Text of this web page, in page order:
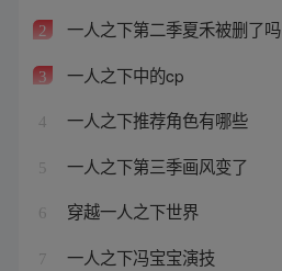
2 一人之下第二季夏禾被删了吗
3 一人之下中的cp
4 一人之下推荐角色有哪些
5 一人之下第三季画风变了
6 穿越一人之下世界
7 一人之下冯宝宝演技